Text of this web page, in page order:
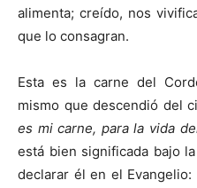
alimenta; creído, nos
que lo consagran.
Esta es la carne del
mismo que descendió del
es mi carne, para la vida
está bien significada bajo
declarar él en el Evangelio: